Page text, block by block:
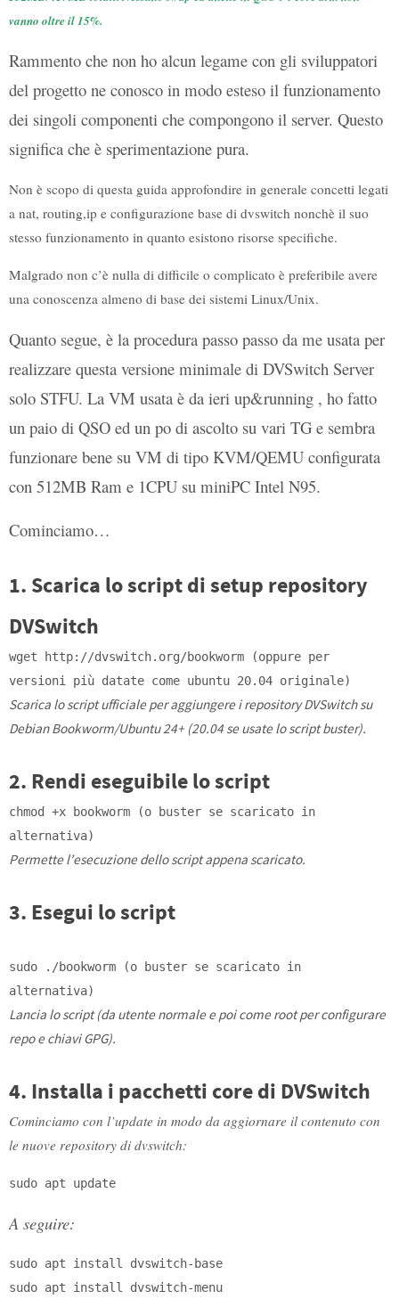
vanno oltre il 15%.
Rammento che non ho alcun legame con gli sviluppatori
del progetto ne conosco in modo esteso il funzionamento
dei singoli componenti che compongono il server. Questo
significa che è sperimentazione pura.
Non è scopo di questa guida approfondire in generale concetti legati
a nat, routing,ip e configurazione base di dvswitch nonchè il suo
stesso funzionamento in quanto esistono risorse specifiche.
Malgrado non c’è nulla di difficile o complicato è preferibile avere
una conoscenza almeno di base dei sistemi Linux/Unix.
Quanto segue, è la procedura passo passo da me usata per
realizzare questa versione minimale di DVSwitch Server
solo STFU. La VM usata è da ieri up&running , ho fatto
un paio di QSO ed un po di ascolto su vari TG e sembra
funzionare bene su VM di tipo KVM/QEMU configurata
con 512MB Ram e 1CPU su miniPC Intel N95.
Cominciamo…
1. Scarica lo script di setup repository
DVSwitch
wget http://dvswitch.org/bookworm (oppure per
versioni più datate come ubuntu 20.04 originale)
Scarica lo script ufficiale per aggiungere i repository DVSwitch su
Debian Bookworm/Ubuntu 24+ (20.04 se usate lo script buster).
2. Rendi eseguibile lo script
chmod +x bookworm (o buster se scaricato in
alternativa)
Permette l’esecuzione dello script appena scaricato.
3. Esegui lo script
sudo ./bookworm (o buster se scaricato in
alternativa)
Lancia lo script (da utente normale e poi come root per configurare
repo e chiavi GPG).
4. Installa i pacchetti core di DVSwitch
Cominciamo con l’update in modo da aggiornare il contenuto con
le nuove repository di dvswitch:
sudo apt update
A seguire:
sudo apt install dvswitch-base
sudo apt install dvswitch-menu